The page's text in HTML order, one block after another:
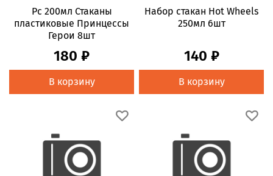
Pc 200мл Стаканы
пластиковые Принцессы
Герои 8шт
180 ₽
В корзину
Набор стакан Hot Wheels
250мл 6шт
140 ₽
В корзину